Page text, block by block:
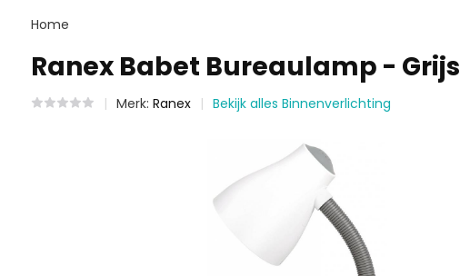
Home
Ranex Babet Bureaulamp - Grijs
Merk: Ranex Bekijk alles Binnenverlichting